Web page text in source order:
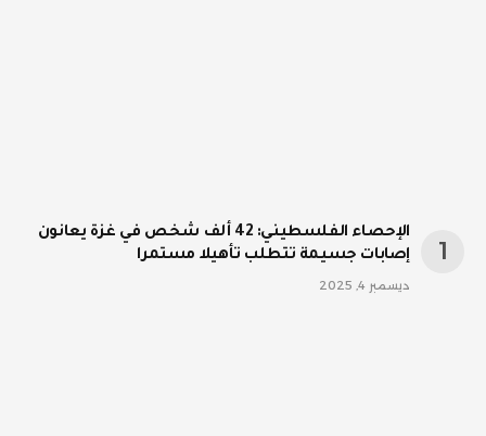
الإحصاء الفلسطيني: 42 ألف شخص في غزة يعانون
إصابات جسيمة تتطلب تأهيلا مستمرا
ديسمبر 4, 2025